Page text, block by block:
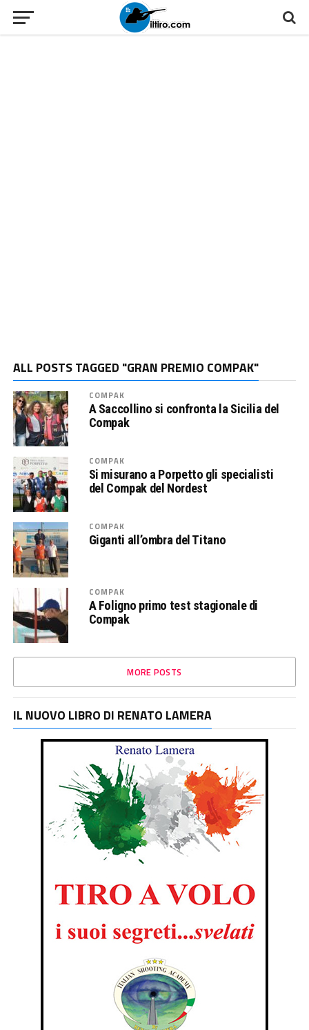
ALL POSTS TAGGED "GRAN PREMIO COMPAK"
COMPAK
A Saccollino si confronta la Sicilia del
Compak
COMPAK
Si misurano a Porpetto gli specialisti
del Compak del Nordest
COMPAK
Giganti all’ombra del Titano
COMPAK
A Foligno primo test stagionale di
Compak
MORE POSTS
IL NUOVO LIBRO DI RENATO LAMERA